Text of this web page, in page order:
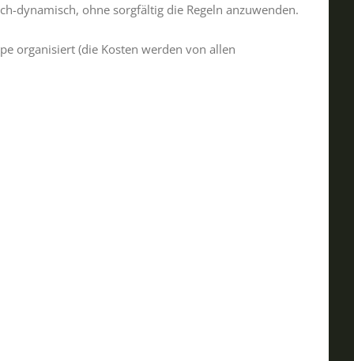
dynamisch, ohne sorgfältig die Regeln anzuwenden.
organisiert (die Kosten werden von allen